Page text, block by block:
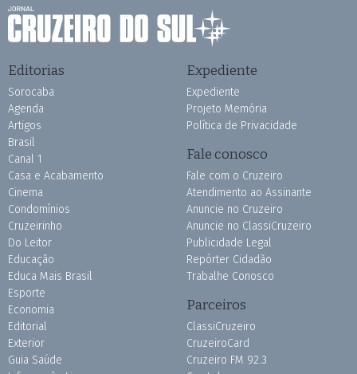
Editorias
Sorocaba
Agenda
Artigos
Brasil
Canal 1
Casa e Acabamento
Cinema
Condomínios
Cruzeirinho
Do Leitor
Educação
Educa Mais Brasil
Esporte
Economia
Editorial
Exterior
Guia Saúde
Expediente
Expediente
Projeto Memória
Política de Privacidade
Fale conosco
Fale com o Cruzeiro
Atendimento ao Assinante
Anuncie no Cruzeiro
Anuncie no ClassiCruzeiro
Publicidade Legal
Repórter Cidadão
Trabalhe Conosco
Parceiros
ClassiCruzeiro
CruzeiroCard
Cruzeiro FM 92.3